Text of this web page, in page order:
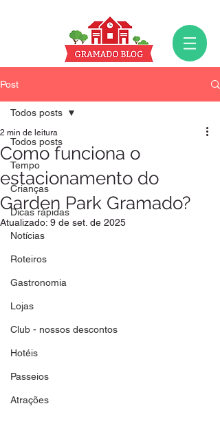
Post
Todos posts
Tempo
Crianças
Dicas rápidas
Notícias
Roteiros
Gastronomia
Lojas
Club - nossos descontos
Hotéis
Passeios
Atrações
Todos posts
Como funciona o
estacionamento do
Garden Park Gramado?
2 min de leitura
Atualizado: 9 de set. de 2025